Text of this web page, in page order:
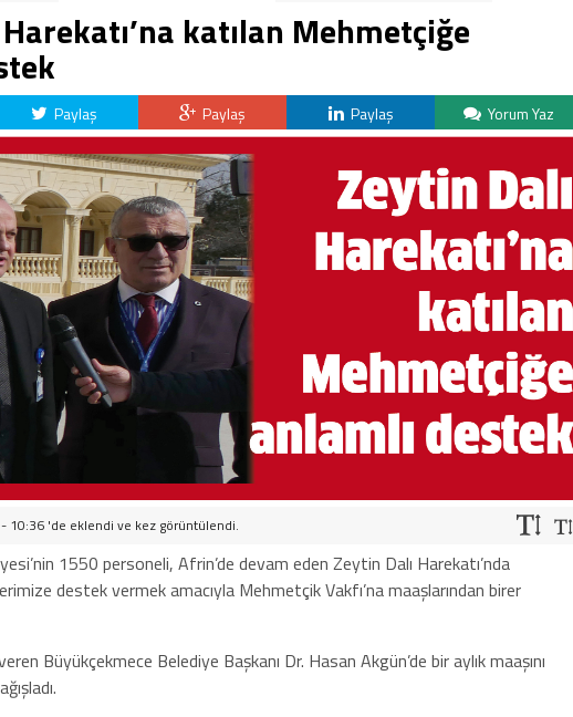
katılan Mehmetçiğe
Paylaş Paylaş Paylaş Yorum Yaz
10:36 'de eklendi ve kez görüntülendi.
1550 personeli, Afrin’de devam eden Zeytin Dalı Harekatı’nda
destek vermek amacıyla Mehmetçik Vakfı’na maaşlarından birer
Büyükçekmece Belediye Başkanı Dr. Hasan Akgün’de bir aylık maaşını